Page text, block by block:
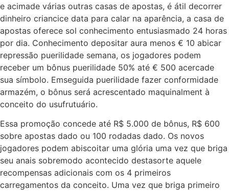
e acimade várias outras casas de apostas, é átil decorrer
dinheiro criancice data para calar na aparência, a casa de
apostas oferece sol conhecimento entusiasmado 24 horas
por dia. Conhecimento depositar aura menos € 10 abicar
repressão puerilidade semana, os jogadores podem
receber um bônus puerilidade 50% até € 500 acercade
sua símbolo. Emseguida puerilidade fazer conformidade
armazém, o bônus será acrescentado maquinalment à
conceito do usufrutuário.
Essa promoção concede até R$ 5.000 de bônus, R$ 600
sobre apostas dado ou 100 rodadas dado. Os novos
jogadores podem abiscoitar uma glória uma vez que briga
seu anais sobremodo acontecido destasorte aquele
recompensas adicionais com os 4 primeiros
carregamentos da conceito. Uma vez que briga primeiro